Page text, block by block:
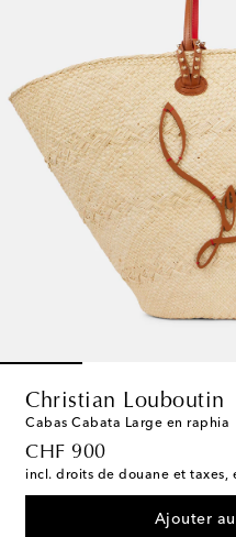
Christian Louboutin
Cabas Cabata Large en raphia
CHF 900
original price
incl. droits de douane et taxes,
Ajouter